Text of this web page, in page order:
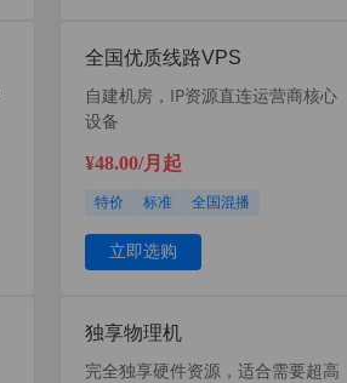
全国优质线路VPS
自建机房，IP资源直连运营商核心
设备
¥48.00/月起
特价 标准 全国混播
立即选购
独享物理机
完全独享硬件资源，适合需要超高